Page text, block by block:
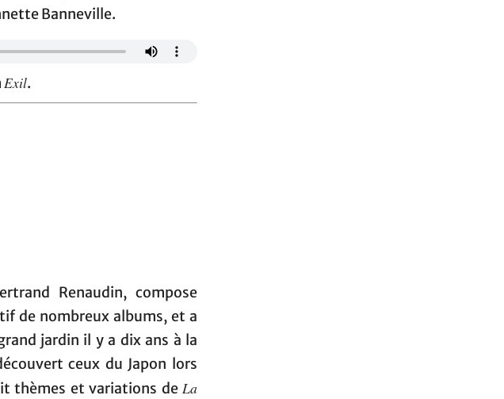
Banneville.
Exil.
Renaudin, compose
de nombreux albums, et a
jardin il y a dix ans à la
ceux du Japon lors
thèmes et variations de La